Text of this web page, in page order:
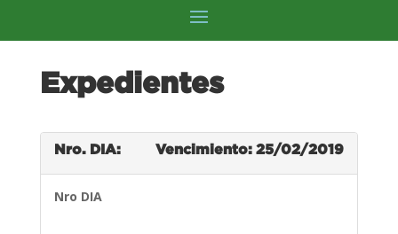
Expedientes
Nro. DIA: Vencimiento: 25/02/2019
Nro DIA